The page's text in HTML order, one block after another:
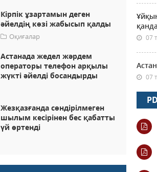
​Кірпік ұзартамын деген
әйелдің көзі жабысып қалды
Оқиғалар
Астанада жедел жәрдем
операторы телефон арқылы
жүкті әйелді босандырды
Жезқазғанда сөндірілмеген
шылым кесірінен бес қабатты
үй өртенді
07
07